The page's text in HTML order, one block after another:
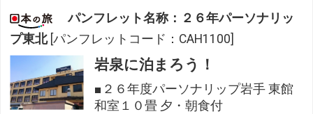
パンフレット名称：２６年パーソナリッ
プ東北 [パンフレットコード：CAH1100]
岩泉に泊まろう！
■２６年度パーソナリップ岩手 東館
和室１０畳 夕・朝食付